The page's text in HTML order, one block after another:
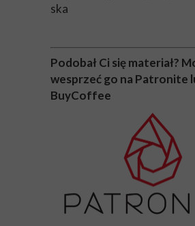
ska
Podobał Ci się materiał?
wesprzeć go na Patronite
BuyCoffee